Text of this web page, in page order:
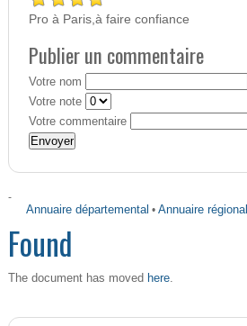
Pro à Paris,à faire confiance
Publier un commentaire
Votre nom
Votre note
Votre commentaire
-
Annuaire départemental •Annuaire régional
Found
The document has moved here.